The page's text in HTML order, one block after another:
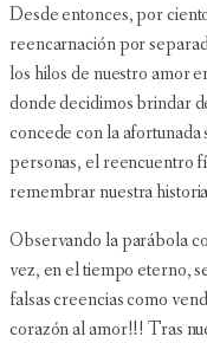
Desde entonces, por
reencarnación por
los hilos de nuestro amor
donde decidimos brindar
concede con la
personas, el reencuentro
remembrar nuestra
Observando la parábola
vez, en el tiempo eterno,
falsas creencias como
corazón al amor!!! Tras